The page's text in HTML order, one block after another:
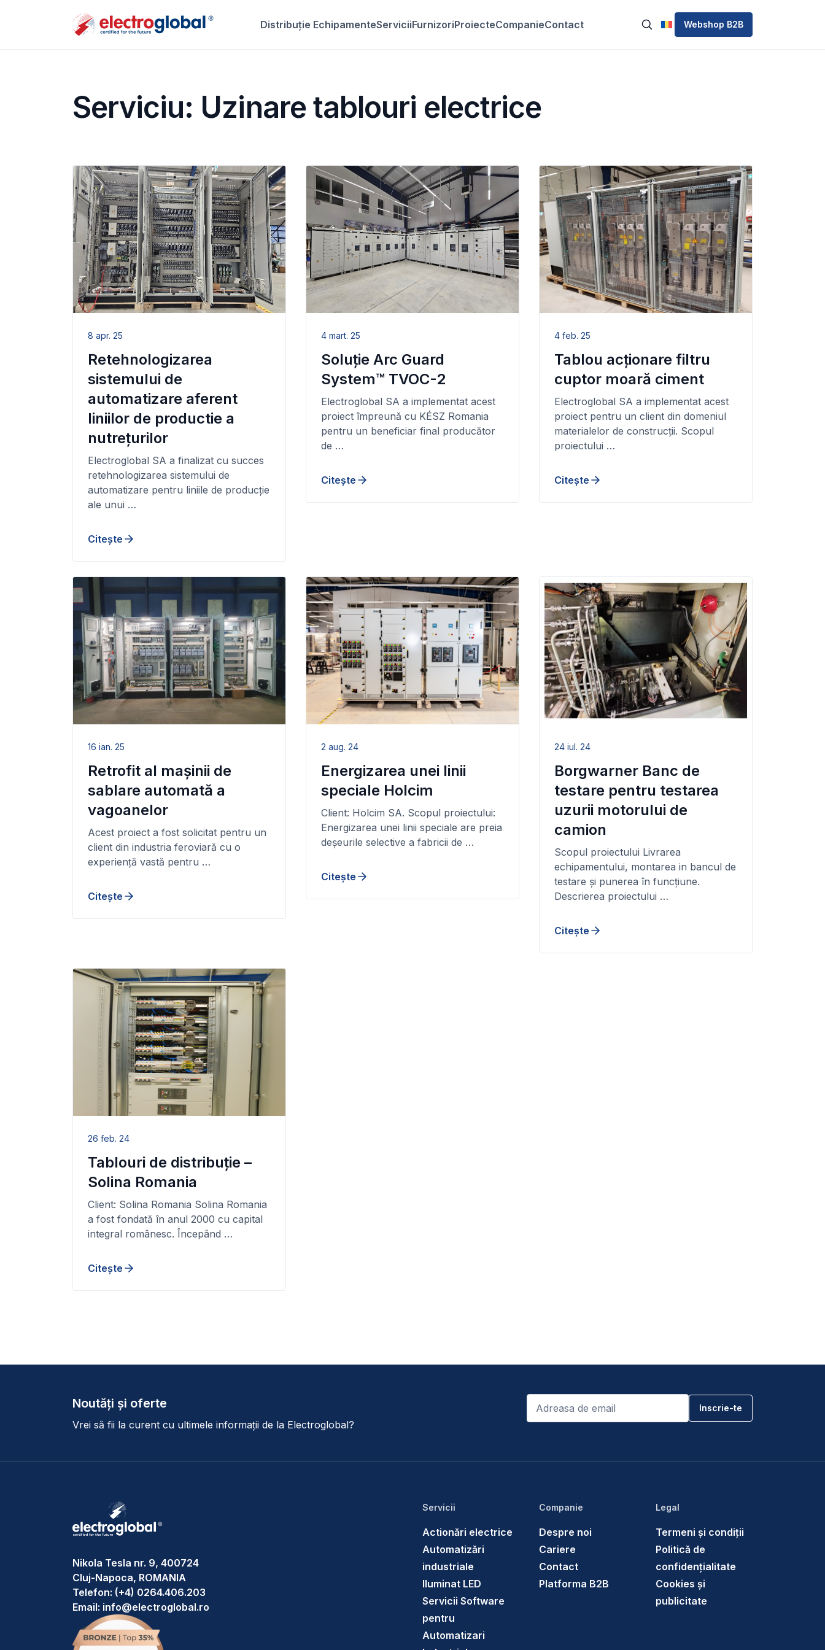
Distribuție EchipamenteServiciiFurnizoriProiecteCompanieContact Webshop B2B
Serviciu: Uzinare tablouri electrice
8 apr. 25
Retehnologizarea
sistemului de
automatizare aferent
liniilor de productie a
nutrețurilor
Electroglobal SA a finalizat cu succes
retehnologizarea sistemului de
automatizare pentru liniile de producție
ale unui …
Citește
4 mart. 25
Soluție Arc Guard
System™ TVOC-2
Electroglobal SA a implementat acest
proiect împreună cu KÉSZ Romania
pentru un beneficiar final producător
de …
Citește
4 feb. 25
Tablou acționare filtru
cuptor moară ciment
Electroglobal SA a implementat acest
proiect pentru un client din domeniul
materialelor de construcții. Scopul
proiectului …
Citește
16 ian. 25
Retrofit al mașinii de
sablare automată a
vagoanelor
Acest proiect a fost solicitat pentru un
client din industria feroviară cu o
experiență vastă pentru …
Citește
2 aug. 24
Energizarea unei linii
speciale Holcim
Client: Holcim SA. Scopul proiectului:
Energizarea unei linii speciale are preia
deșeurile selective a fabricii de …
Citește
24 iul. 24
Borgwarner Banc de
testare pentru testarea
uzurii motorului de
camion
Scopul proiectului Livrarea
echipamentului, montarea in bancul de
testare și punerea în funcțiune.
Descrierea proiectului …
Citește
26 feb. 24
Tablouri de distribuție –
Solina Romania
Client: Solina Romania Solina Romania
a fost fondată în anul 2000 cu capital
integral românesc. Începând …
Citește
Noutăți și oferte
Vrei să fii la curent cu ultimele informații de la Electroglobal?
Email
Nikola Tesla nr. 9, 400724
Cluj-Napoca, ROMANIA
Telefon: (+4) 0264.406.203
Email: info@electroglobal.ro
Servicii
Actionări electrice
Automatizări
industriale
Iluminat LED
Servicii Software
pentru
Automatizari
Companie
Despre noi
Cariere
Contact
Platforma B2B
Legal
Termeni și condiții
Politică de
confidențialitate
Cookies și
publicitate